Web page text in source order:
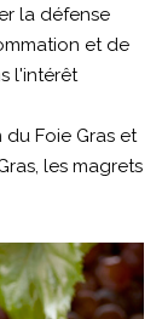
la défense
et de
l'intérêt
Foie Gras et
les magrets